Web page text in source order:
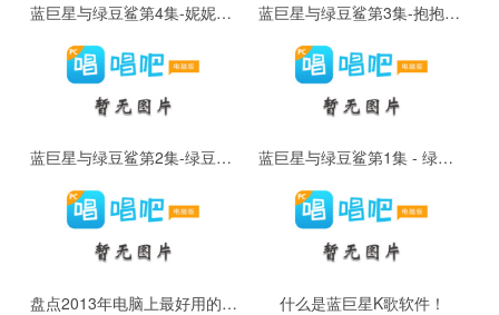
蓝巨星与绿豆鲨第4集-妮妮的力量 蓝巨星与绿豆鲨第3集-抱抱绿豆鲨
蓝巨星与绿豆鲨第2集-绿豆鲨来了(下) 蓝巨星与绿豆鲨第1集 - 绿豆鲨来了(上)
盘点2013年电脑上最好用的唱歌软件 什么是蓝巨星K歌软件！